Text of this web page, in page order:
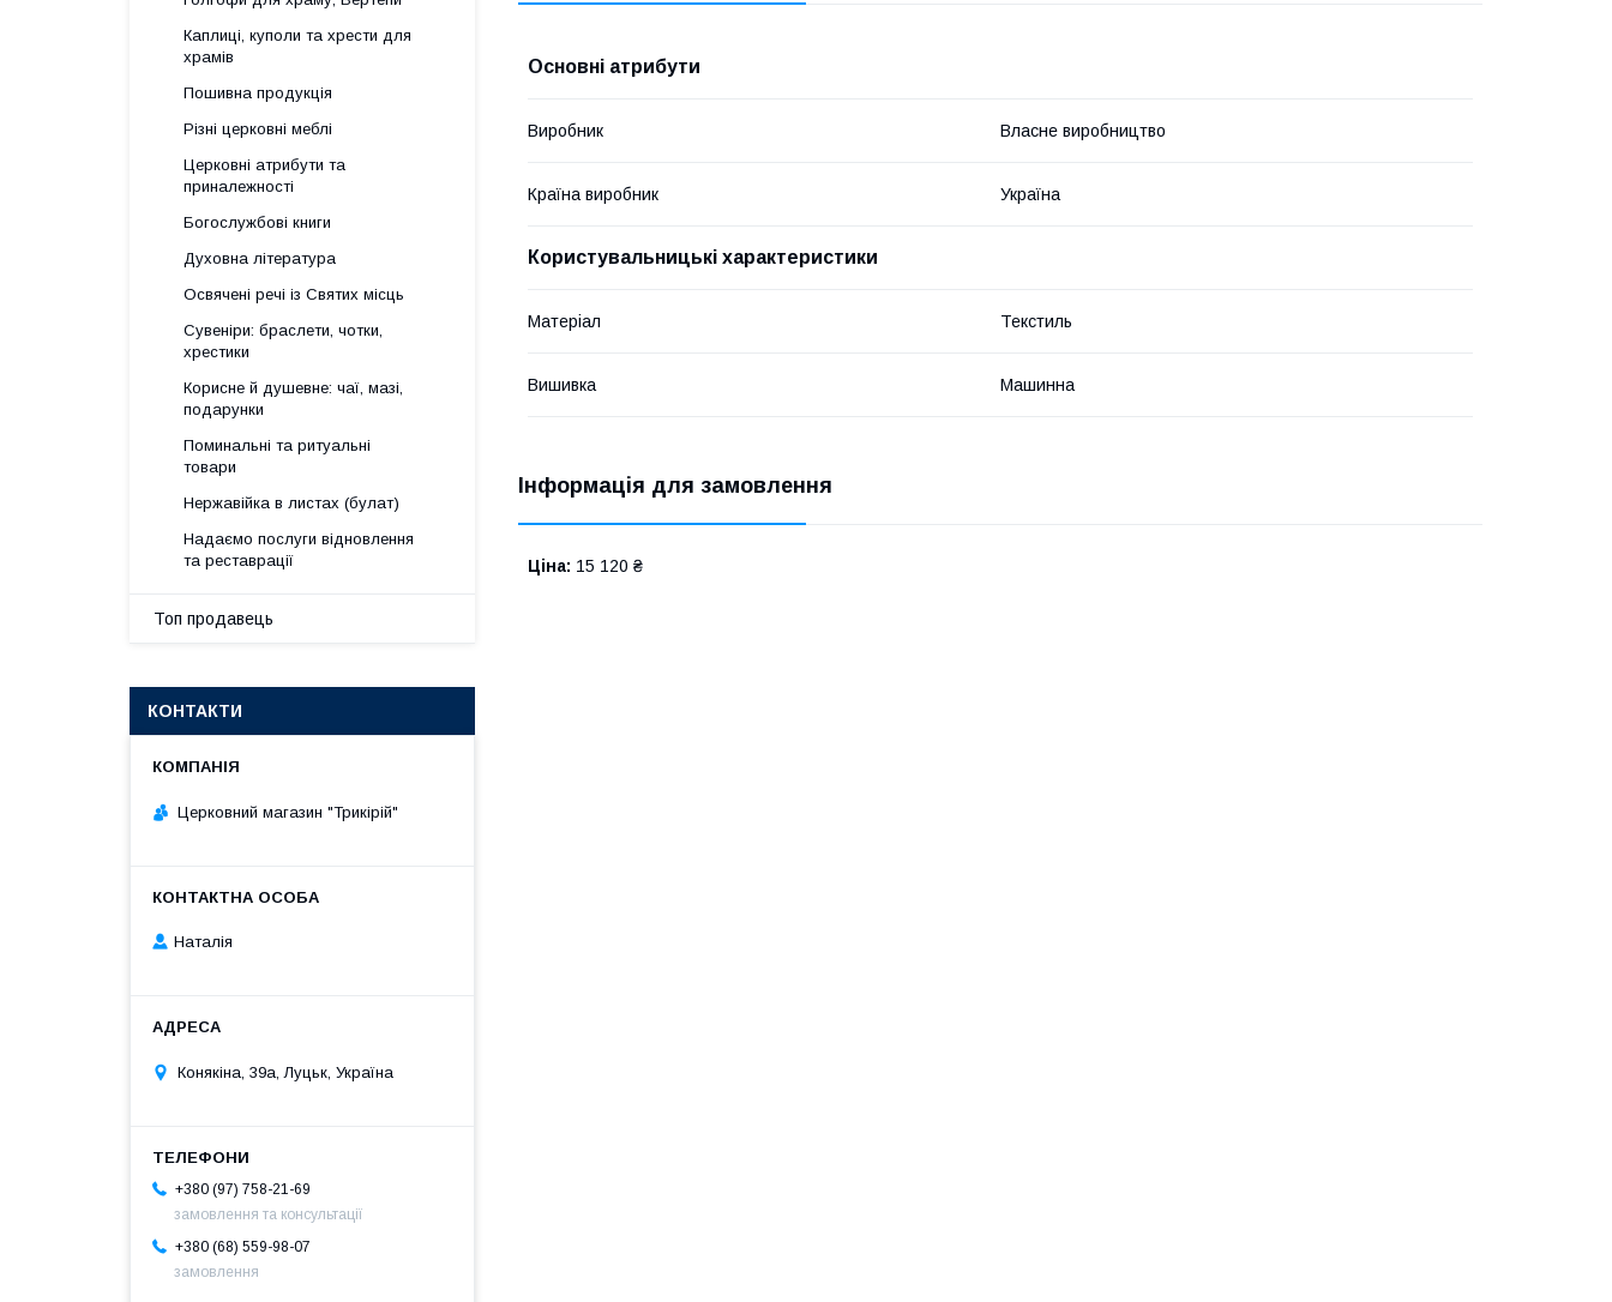
Основні атрибути
Виробник Власне виробництво
Країна виробник Україна
Користувальницькі характеристики
Матеріал Текстиль
Вишивка Машинна
Інформація для замовлення
Ціна: 15 120 ₴
Каплиці, куполи та хрести для
храмів
Пошивна продукція
Різні церковні меблі
Церковні атрибути та
приналежності
Богослужбові книги
Духовна література
Освячені речі із Святих місць
Сувеніри: браслети, чотки,
хрестики
Корисне й душевне: чаї, мазі,
подарунки
Поминальні та ритуальні
товари
Нержавійка в листах (булат)
Надаємо послуги відновлення
та реставрації
Топ продавець
КОНТАКТИ
Церковний магазин "Трикірій"
Наталія
Конякіна, 39а, Луцьк, Україна
+380 (97) 758-21-69
замовлення та консультації
+380 (68) 559-98-07
замовлення